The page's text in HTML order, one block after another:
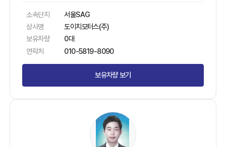
소속단지
서울SAG
상사명
도이치모터스(주)
보유차량
0대
연락처
010-5819-8090
보유차량 보기